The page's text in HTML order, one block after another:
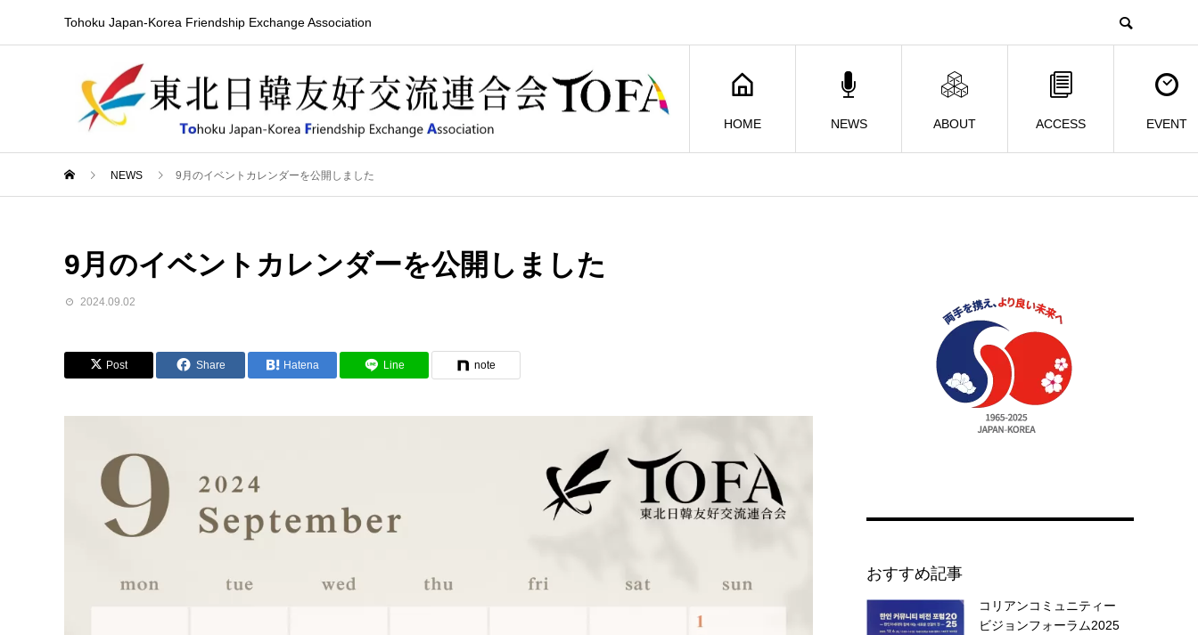
Tohoku Japan-Korea Friendship Exchange Association
HOME NEWS ABOUT ACCESS EVENT
NEWS 9月のイベントカレンダーを公開しました
9月のイベントカレンダーを公開しました
2024.09.02
Post Share Hatena Line note
おすすめ記事
コリアンコミュニティー
ビジョンフォーラム2025